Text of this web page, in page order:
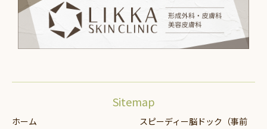
Sitemap
ホーム
スピーディー脳ドック（事前